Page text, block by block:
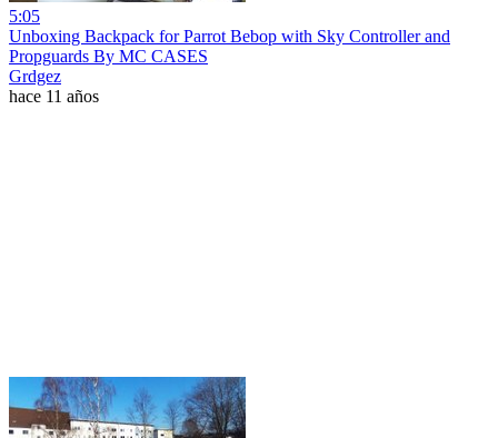
5:05
Unboxing Backpack for Parrot Bebop with Sky Controller and
Propguards By MC CASES
Grdgez
hace 11 años